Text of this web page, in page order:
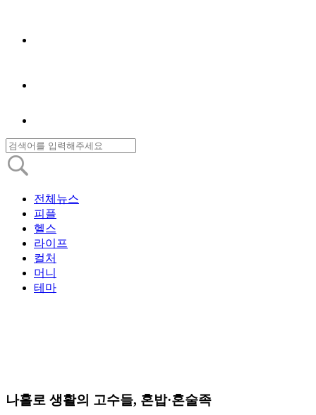
전체뉴스
피플
헬스
라이프
컬처
머니
테마
나홀로 생활의 고수들, 혼밥·혼술족